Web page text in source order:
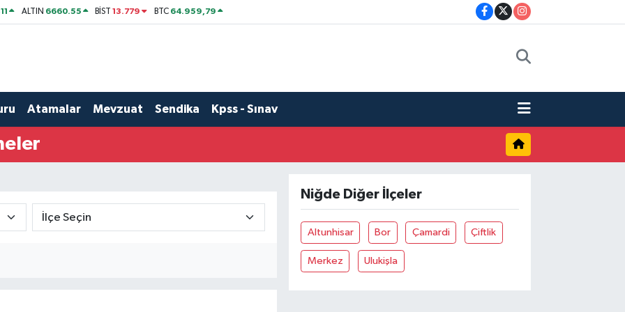
ALTIN 6660.55 BİST13.779 BTC 64.959,79
Atamalar Mevzuat Sendika Kpss - Sınav
Niğde Diğer İlçeler
Altunhisar Bor Çamardi Çiftlik
Merkez Ulukişla